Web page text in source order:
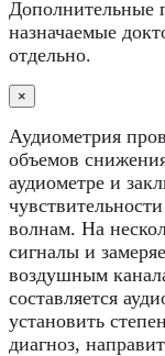
Дополнительные
назначаемые
отдельно.
×
Аудиометрия
объемов
аудиометре и
волнам. На
сигналы и
воздушным
составляется
установить
диагноз,